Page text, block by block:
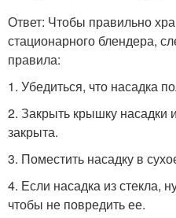
Ответ: Чтобы правильно
стационарного блендера,
правила:
1. Убедиться, что насадка
2. Закрыть крышку насадки
закрыта.
3. Поместить насадку в
4. Если насадка из стекла,
чтобы не повредить ее.